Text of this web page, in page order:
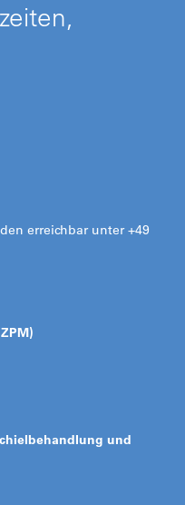
erreichbar unter +49
und